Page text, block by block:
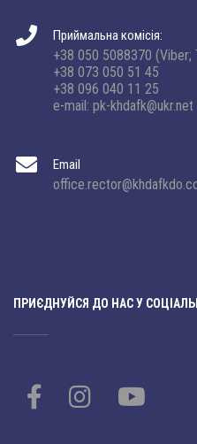
Приймальна комісія:
+38 050 5088370 (Viber;
+38 073 050 51 45
+38 096 040 11 25
e-mail: pk-khdafk@ukr.net
Email
ПРИЄДНУЙСЯ ДО НАС У